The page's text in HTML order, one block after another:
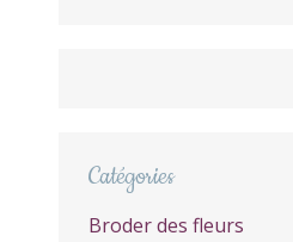
Catégories
Broder des fleurs